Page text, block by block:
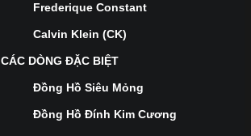
Frederique Constant
Calvin Klein (CK)
CÁC DÒNG ĐẶC BIỆT
Đồng Hồ Siêu Mỏng
Đồng Hồ Đính Kim Cương